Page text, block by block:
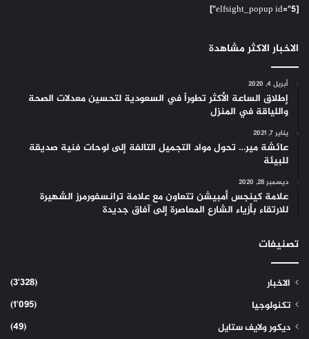
[elfsight_popup id="5"]
الاخبار الاكثر مشاهدة
أبريل 4, 2020
إطلاق الساعة الأكثر تطوراً في السعودية لتحسين معدلات الصحة
واللياقة في المنزل
يناير 7, 2021
عائشة مير… تحول مواد التجميل التالفة إلى لوحات فنية صديقة
للبيئة
ديسمبر 28, 2020
علامة كينجس أمبيشن تتعاون مع علامة ترانسفورمرز الشهيرة
للارتقاء بأزياء الشارع المعاصرة إلى آفاق جديدة
تصنيفات
الاخبار
(3٬328)
تكنولوجيا
(1٬095)
ديكور ولايف ستايل
(49)